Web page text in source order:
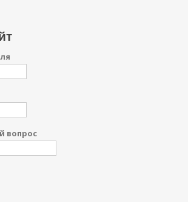
вопрос